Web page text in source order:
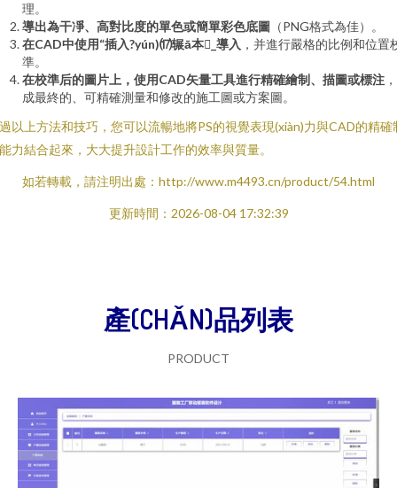
理。
導出為干凈、高對比度的單色或簡單彩色底圖
（PNG格式為佳）。
在CAD中使用“插入?yún)⒄辗ā本_導入 ，并進行嚴格的比例和位置
準。
在校準后的圖片上，使用CAD矢量工具進行精確繪制、描圖或標注
成最終的、可精確測量和修改的施工圖或方案圖。
以上方法和技巧，您可以流暢地將PS的視覺表現(xiàn)力與CAD的精確
力結合起來，大大提升設計工作的效率與質量。
如若轉載，請注明出處：http://www.m4493.cn/product/54.html
更新時間：2026-08-04 17:32:39
產(CHǍN)品列表
PRODUCT